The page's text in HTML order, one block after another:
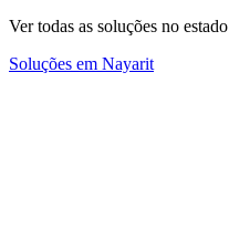
Ver todas as soluções no estado
Soluções em Nayarit